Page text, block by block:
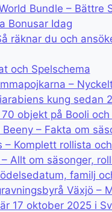
Bundle – Bättre
Bonusar Idag
räknar du och
och Spelschema
–
kung sedan
objekt på Booli
– Fakta om
– Komplett rollista
Allt om säsonger,
familj
Växjö –
17 oktober 2025 i